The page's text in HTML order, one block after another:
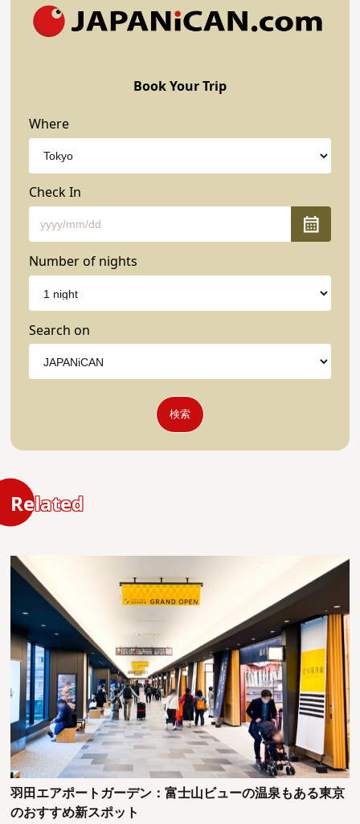
Book Your Trip
Where
Check In
Number of nights
Search on
検索
Related
羽田エアポートガーデン：富士山ビューの温泉もある東京
のおすすめ新スポット